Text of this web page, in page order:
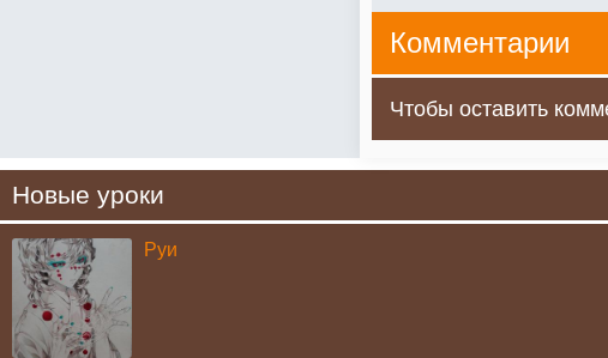
Комментарии
Чтобы оставить
Новые уроки
Руи